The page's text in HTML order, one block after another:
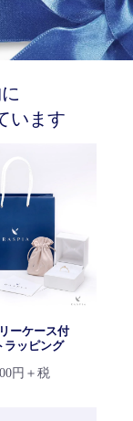
います
ーケース付
ラッピング
円＋税